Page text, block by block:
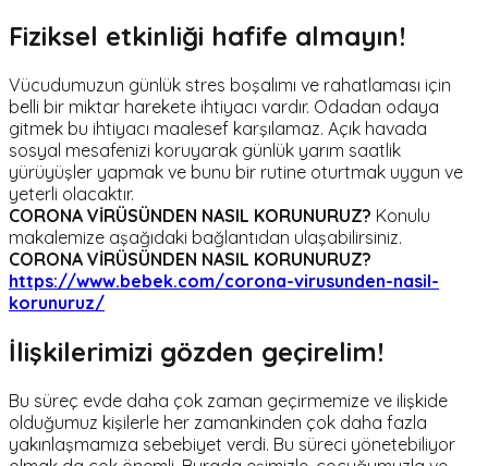
Fiziksel etkinliği hafife almayın!
Vücudumuzun günlük stres boşalımı ve rahatlaması için
belli bir miktar harekete ihtiyacı vardır. Odadan odaya
gitmek bu ihtiyacı maalesef karşılamaz. Açık havada
sosyal mesafenizi koruyarak günlük yarım saatlik
yürüyüşler yapmak ve bunu bir rutine oturtmak uygun ve
yeterli olacaktır.
CORONA VİRÜSÜNDEN NASIL KORUNURUZ? Konulu
makalemize aşağıdaki bağlantıdan ulaşabilirsiniz.
CORONA VİRÜSÜNDEN NASIL KORUNURUZ?
https://www.bebek.com/corona-virusunden-nasil-
korunuruz/
İlişkilerimizi gözden geçirelim!
Bu süreç evde daha çok zaman geçirmemize ve ilişkide
olduğumuz kişilerle her zamankinden çok daha fazla
yakınlaşmamıza sebebiyet verdi. Bu süreci yönetebiliyor